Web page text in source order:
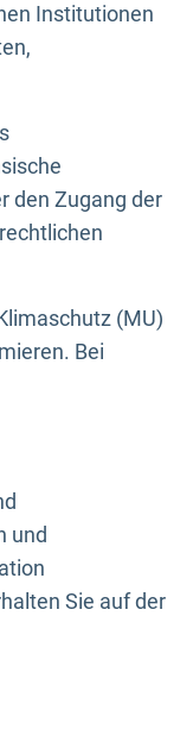
Institutionen
den Zugang der
(MU)
Bei
und
Sie auf der